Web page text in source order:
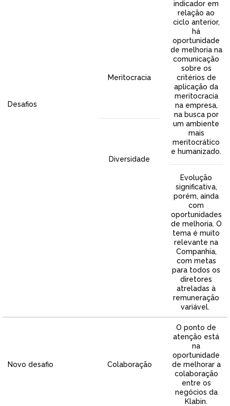
Desafios
Meritocracia
Diversidade
indicador em
relação ao
ciclo anterior,
há
oportunidade
de melhoria na
comunicação
sobre os
critérios de
aplicação da
meritocracia
na empresa,
na busca por
um ambiente
mais
meritocrático
e humanizado.
Evolução
significativa,
porém, ainda
com
oportunidades
de melhoria. O
tema é muito
relevante na
Companhia,
com metas
para todos os
diretores
atreladas à
remuneração
variável.
Novo desafio Colaboração
O ponto de
atenção está
na
oportunidade
de melhorar a
colaboração
entre os
negócios da
Klabin.